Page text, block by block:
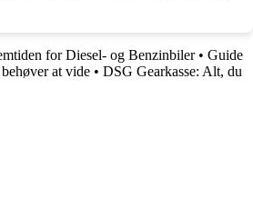
for Diesel- og Benzinbiler• Guide
at vide • DSG Gearkasse: Alt, du